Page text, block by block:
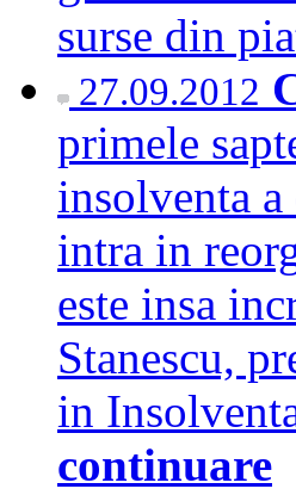
surse din
27.09.2012
primele
insolventa
intra in
este insa
Stanescu,
in
continuare